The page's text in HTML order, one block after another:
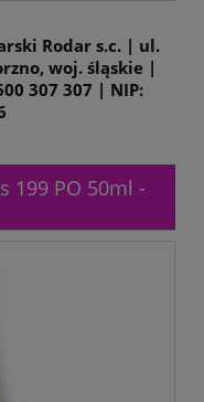
Rodar s.c. | ul.
woj. śląskie |
307 307 | NIP:
199 PO 50ml -